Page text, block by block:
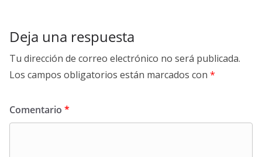
Deja una respuesta
Tu dirección de correo electrónico no será publicada.
Los campos obligatorios están marcados con *
Comentario *